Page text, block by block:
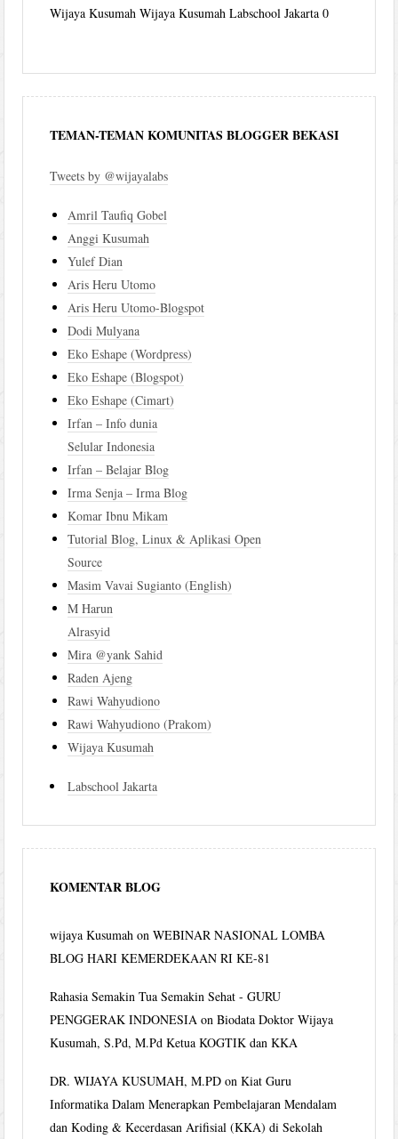
Wijaya Kusumah Wijaya Kusumah Labschool Jakarta 0
TEMAN-TEMAN KOMUNITAS BLOGGER BEKASI
Tweets by @wijayalabs
Amril Taufiq Gobel
Anggi Kusumah
Yulef Dian
Aris Heru Utomo
Aris Heru Utomo-Blogspot
Dodi Mulyana
Eko Eshape (Wordpress)
Eko Eshape (Blogspot)
Eko Eshape (Cimart)
Irfan – Info dunia
Selular Indonesia
Irfan – Belajar Blog
Irma Senja – Irma Blog
Komar Ibnu Mikam
Tutorial Blog, Linux & Aplikasi Open
Source
Masim Vavai Sugianto (English)
M Harun
Alrasyid
Mira @yank Sahid
Raden Ajeng
Rawi Wahyudiono
Rawi Wahyudiono (Prakom)
Wijaya Kusumah
Labschool Jakarta
KOMENTAR BLOG
wijaya Kusumah onWEBINAR NASIONAL LOMBA
BLOG HARI KEMERDEKAAN RI KE-81
Rahasia Semakin Tua Semakin Sehat - GURU
PENGGERAK INDONESIA onBiodata Doktor Wijaya
Kusumah, S.Pd, M.Pd Ketua KOGTIK dan KKA
DR. WIJAYA KUSUMAH, M.PD onKiat Guru
Informatika Dalam Menerapkan Pembelajaran Mendalam
dan Koding & Kecerdasan Arifisial (KKA) di Sekolah